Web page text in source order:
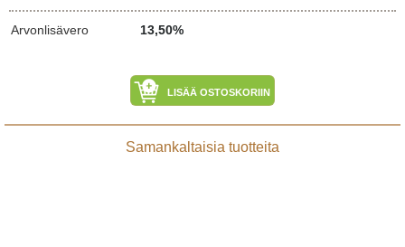
Arvonlisävero 13,50%
LISÄÄ OSTOSKORIIN
Samankaltaisia tuotteita